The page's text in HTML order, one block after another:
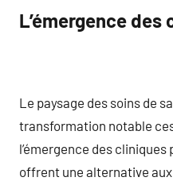
L’émergence
Le paysage des soins de
transformation notable
l’émergence des
offrent une alternative